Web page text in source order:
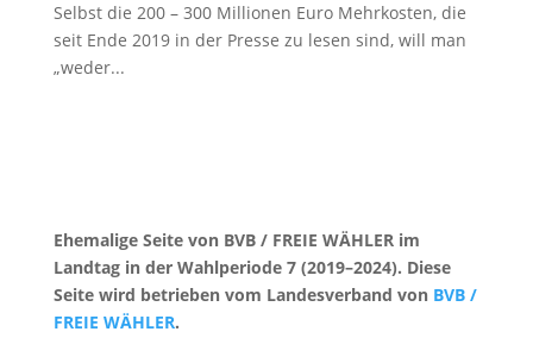
Selbst die 200 – 300 Millionen Euro Mehrkosten, die
seit Ende 2019 in der Presse zu lesen sind, will man
„weder...
Ehemalige Seite von BVB / FREIE WÄHLER im
Landtag in der Wahlperiode 7 (2019–2024). Diese
Seite wird betrieben vom Landesverband von BVB /
FREIE WÄHLER.